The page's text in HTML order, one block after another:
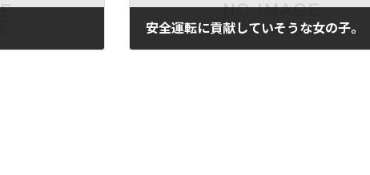
安全運転に貢献していそうな女の子。